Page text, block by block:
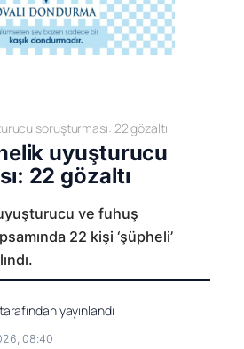
soruşturması: 22 gözaltı
uyuşturucu
22 gözaltı
ve fuhuş
22 kişi ‘şüpheli’
tarafından yayınlandı
08:40